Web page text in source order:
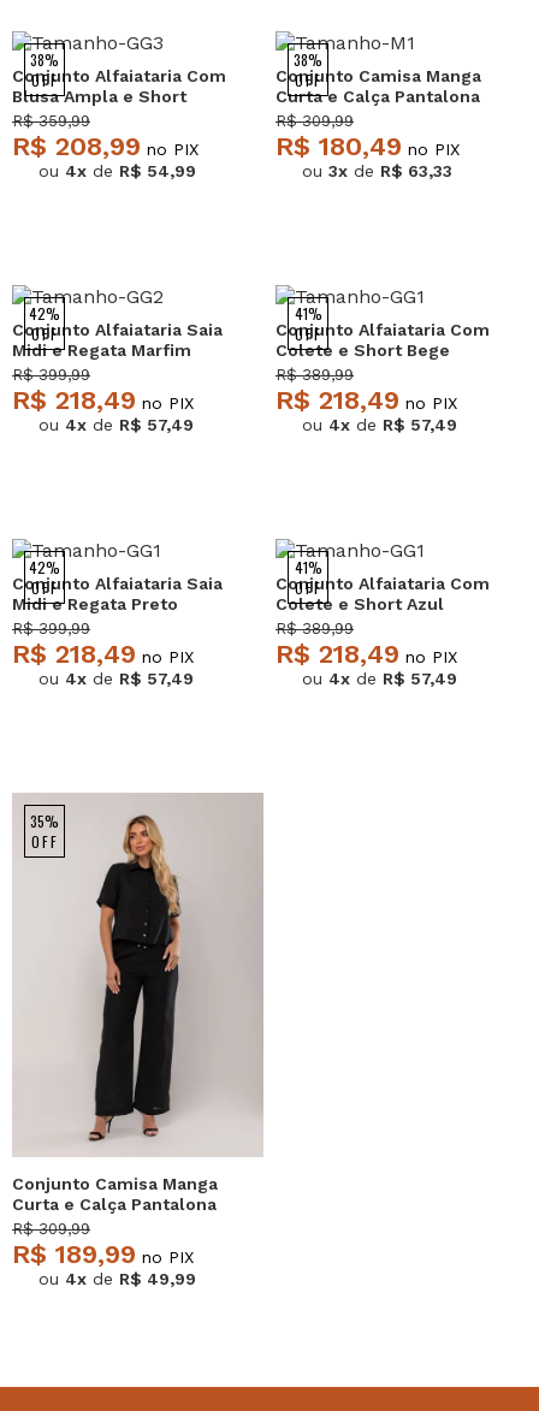
38%
OFF
Conjunto Alfaiataria Com
Blusa Ampla e Short
Fivela Preto Salvatore
R$ 359,99
R$ 208,99 no PIX
ou 4x de R$ 54,99
38%
OFF
Conjunto Camisa Manga
Curta e Calça Pantalona
Verde Salvatore
R$ 309,99
R$ 180,49 no PIX
ou 3x de R$ 63,33
42%
OFF
Conjunto Alfaiataria Saia
Midi e Regata Marfim
Salvatore
R$ 399,99
R$ 218,49 no PIX
ou 4x de R$ 57,49
41%
OFF
Conjunto Alfaiataria Com
Colete e Short Bege
Salvatore
R$ 389,99
R$ 218,49 no PIX
ou 4x de R$ 57,49
42%
OFF
Conjunto Alfaiataria Saia
Midi e Regata Preto
Salvatore
R$ 399,99
R$ 218,49 no PIX
ou 4x de R$ 57,49
41%
OFF
Conjunto Alfaiataria Com
Colete e Short Azul
Salvatore
R$ 389,99
R$ 218,49 no PIX
ou 4x de R$ 57,49
35%
OFF
Conjunto Camisa Manga
Curta e Calça Pantalona
Preto Salvatore
R$ 309,99
R$ 189,99 no PIX
ou 4x de R$ 49,99